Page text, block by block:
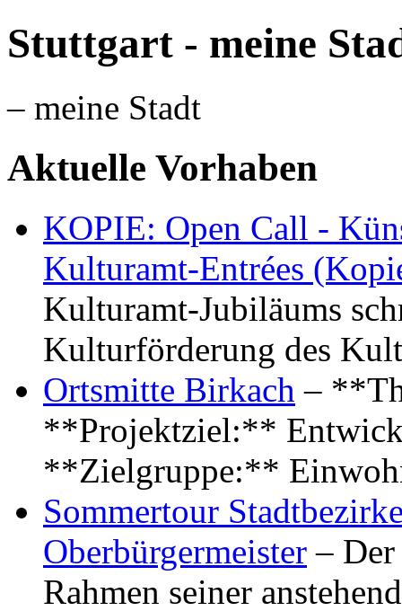
Stuttgart - meine
– meine Stadt
Aktuelle Vorhaben
KOPIE: Open Call -
Kulturamt-Entrées
Kulturamt-Jubiläums
Kulturförderung des
Ortsmitte Birkach –
**Projektziel:**
**Zielgruppe:**
Sommertour
Oberbürgermeister –
Rahmen seiner